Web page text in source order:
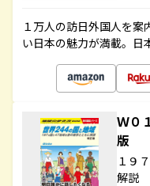
１万人の訪日外国人を
い日本の魅力が満載。日
Ｗ０
版
１９
解説